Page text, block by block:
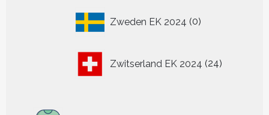
Zweden EK 2024 0
producten
Zwitserland EK 2024 24
producten